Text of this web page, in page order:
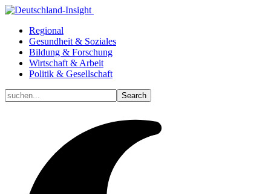
Regional
Gesundheit & Soziales
Bildung & Forschung
Wirtschaft & Arbeit
Politik & Gesellschaft